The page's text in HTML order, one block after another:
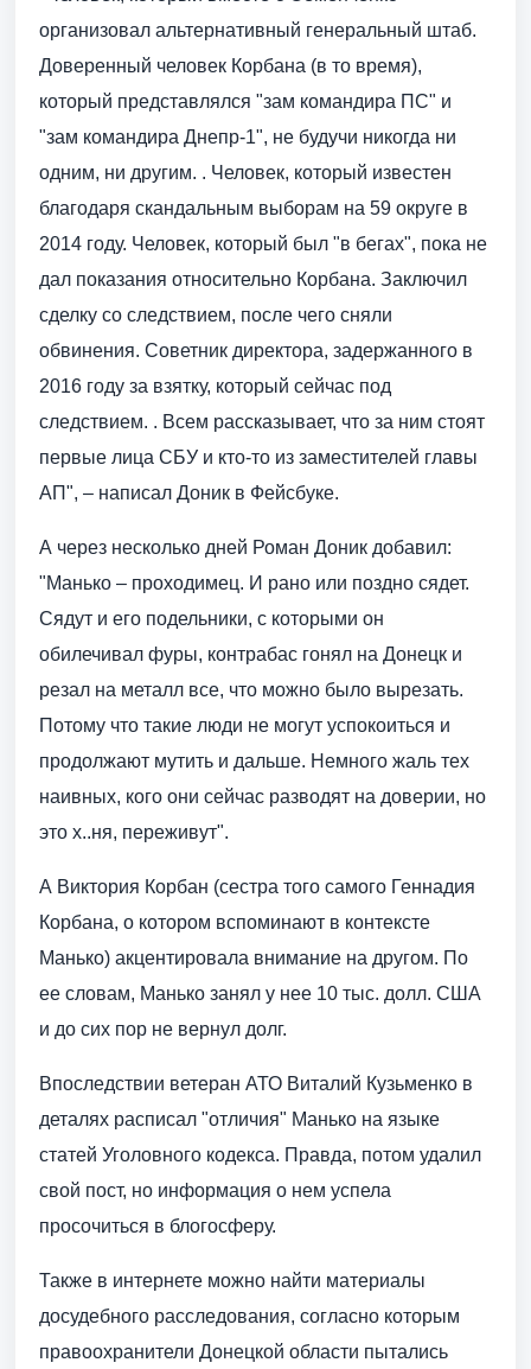
организовал альтернативный генеральный штаб.
Доверенный человек Корбана (в то время),
который представлялся "зам командира ПС" и
"зам командира Днепр-1", не будучи никогда ни
одним, ни другим. . Человек, который известен
благодаря скандальным выборам на 59 округе в
2014 году. Человек, который был "в бегах", пока не
дал показания относительно Корбана. Заключил
сделку со следствием, после чего сняли
обвинения. Советник директора, задержанного в
2016 году за взятку, который сейчас под
следствием. . Всем рассказывает, что за ним стоят
первые лица СБУ и кто-то из заместителей главы
АП", – написал Доник в Фейсбуке.
А через несколько дней Роман Доник добавил:
"Манько – проходимец. И рано или поздно сядет.
Сядут и его подельники, с которыми он
обилечивал фуры, контрабас гонял на Донецк и
резал на металл все, что можно было вырезать.
Потому что такие люди не могут успокоиться и
продолжают мутить и дальше. Немного жаль тех
наивных, кого они сейчас разводят на доверии, но
это х..ня, переживут".
А Виктория Корбан (сестра того самого Геннадия
Корбана, о котором вспоминают в контексте
Манько) акцентировала внимание на другом. По
ее словам, Манько занял у нее 10 тыс. долл. США
и до сих пор не вернул долг.
Впоследствии ветеран АТО Виталий Кузьменко в
деталях расписал "отличия" Манько на языке
статей Уголовного кодекса. Правда, потом удалил
свой пост, но информация о нем успела
просочиться в блогосферу.
Также в интернете можно найти материалы
досудебного расследования, согласно которым
правоохранители Донецкой области пытались